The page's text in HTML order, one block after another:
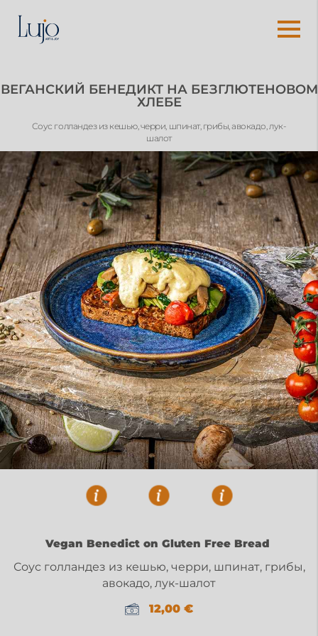
ВЕГАНСКИЙ БЕНЕДИКТ НА БЕЗГЛЮТЕНОВОМ
ХЛЕБЕ
Соус голландез из кешью, черри, шпинат, грибы, авокадо, лук-
шалот
Vegan Benedict on Gluten Free Bread
Соус голландез из кешью, черри, шпинат, грибы,
авокадо, лук-шалот
12,00 €